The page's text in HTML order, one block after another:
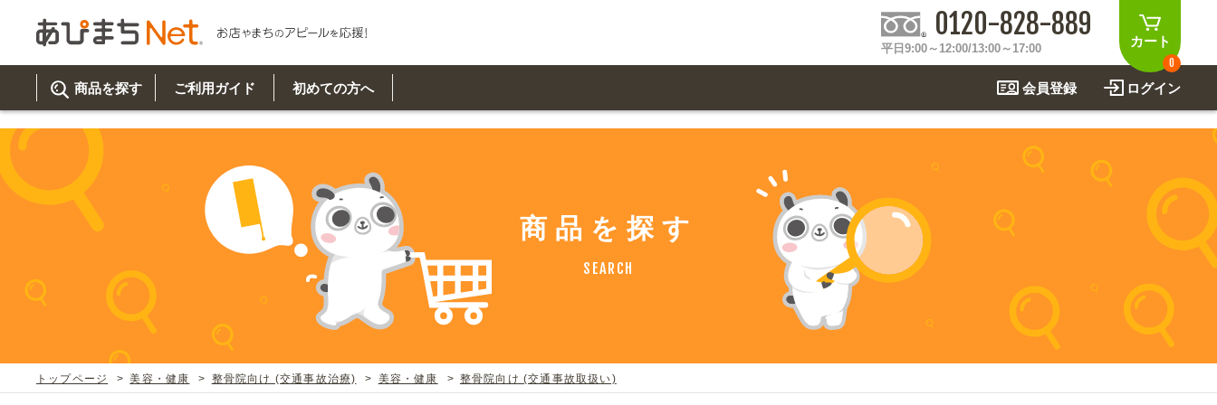
カート
0
0120-828-889
平日9:00～12:00/13:00～17:00
ログイン
会員登録
商品を探す
韓国グルメ 駐車場
住まい・暮らし
美容・健康
イベント・季節
車・バイク関連 その他
関連アイテムを見る
ご利用ガイド
ご利用ガイド トップ
取り扱い商品一覧
既製デザイン商品注文方法
お届け納期と配送方法
初めての方へ
初めての方へ トップ
商品について
お客様の声
オリジナルオーダー制作事例
商品を探す
SEARCH
トップページ 美容・健康 整骨院向け (交通事故治療) 美容・健康 整骨院向け (交通事故取扱い)